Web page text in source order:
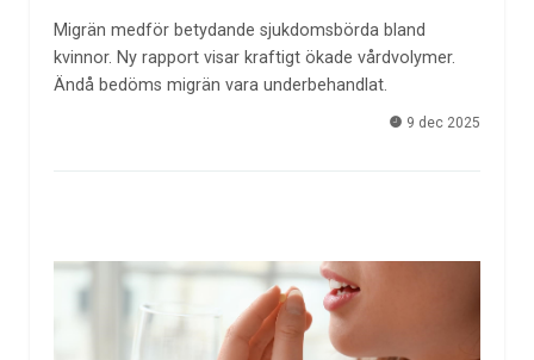
Migrän medför betydande sjukdomsbörda bland
kvinnor. Ny rapport visar kraftigt ökade vårdvolymer.
Ändå bedöms migrän vara underbehandlat.
9 dec 2025